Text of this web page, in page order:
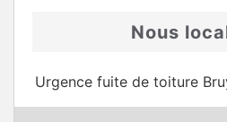
Nous
Urgence fuite de toiture